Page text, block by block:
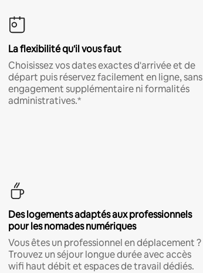
La flexibilité qu'il vous faut
Choisissez vos dates exactes d'arrivée et de
départ puis réservez facilement en ligne, sans
engagement supplémentaire ni formalités
administratives.*
Des logements adaptés aux professionnels
pour les nomades numériques
Vous êtes un professionnel en déplacement ?
Trouvez un séjour longue durée avec accès
wifi haut débit et espaces de travail dédiés.